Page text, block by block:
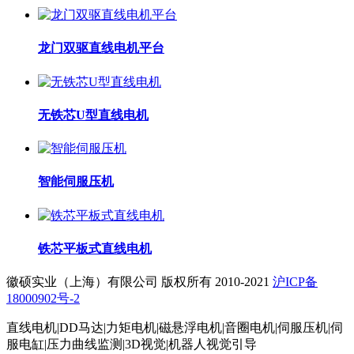
龙门双驱直线电机平台
无铁芯U型直线电机
智能伺服压机
铁芯平板式直线电机
徽硕实业（上海）有限公司 版权所有 2010-2021 沪ICP备
18000902号-2
直线电机|DD马达|力矩电机|磁悬浮电机|音圈电机|伺服压机|伺
服电缸|压力曲线监测|3D视觉|机器人视觉引导